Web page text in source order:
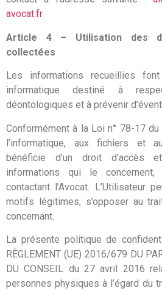
avocat.fr.
Article 4 – Utilisation des
collectées
Les informations recueillies font
informatique destiné à
déontologiques et à prévenir
Conformément à la Loi n° 78-17
l’informatique, aux fichiers et
bénéficie d’un droit d’accès
informations qui le
contactant l’Avocat. L’Utilisateur
motifs légitimes, s’opposer au
concernant.
La présente politique de
RÈGLEMENT (UE) 2016/679 DU
DU CONSEIL du 27 avril 2016
personnes physiques à l’égard du